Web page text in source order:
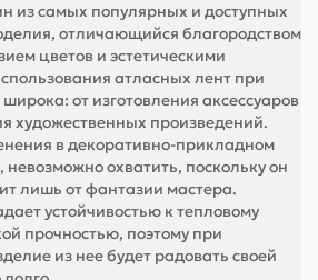
из самых популярных и доступных
отличающийся благородством
цветов и эстетическими
атласных лент при
от изготовления аксессуаров
художественных произведений.
в декоративно-прикладном
невозможно охватить, поскольку он
лишь от фантазии мастера.
устойчивостью к тепловому
прочностью, поэтому при
из нее будет радовать своей